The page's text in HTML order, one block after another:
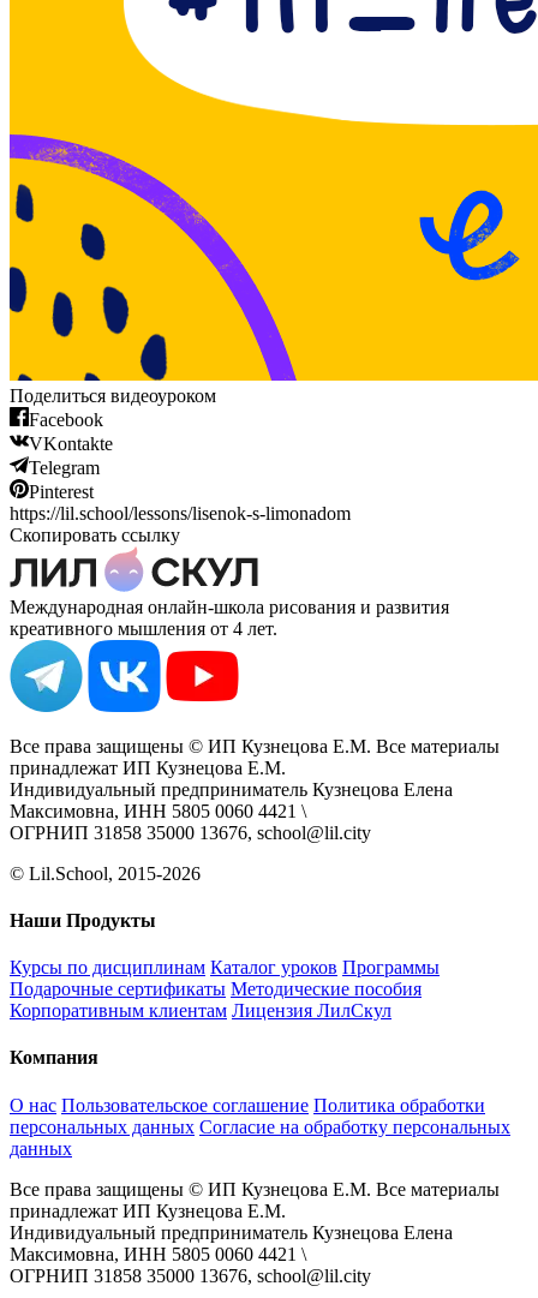
Поделиться видеоуроком
Facebook
VKontakte
Telegram
Pinterest
https://lil.school/lessons/lisenok-s-limonadom
Скопировать ссылку
Международная онлайн-школа рисования и развития
креативного мышления от 4 лет.
Все права защищены © ИП Кузнецова Е.М. Все материалы
принадлежат ИП Кузнецова Е.М.
Индивидуальный предприниматель Кузнецова Елена
Максимовна, ИНН 5805 0060 4421 \
ОГРНИП 31858 35000 13676, school@lil.city
© Lil.School, 2015‐2026
Наши Продукты
Курсы по дисциплинам Каталог уроков Программы
Подарочные сертификаты Методические пособия
Корпоративным клиентам Лицензия ЛилСкул
Компания
О нас Пользовательское соглашение Политика обработки
персональных данных Согласие на обработку персональных
данных
Все права защищены © ИП Кузнецова Е.М. Все материалы
принадлежат ИП Кузнецова Е.М.
Индивидуальный предприниматель Кузнецова Елена
Максимовна, ИНН 5805 0060 4421 \
ОГРНИП 31858 35000 13676, school@lil.city